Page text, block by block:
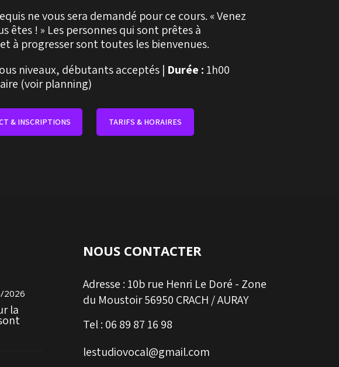
ne vous sera demandé pour ce cours. « Venez
êtes ! » Les personnes qui sont prêtes à
à progresser sont toutes les bienvenues.
niveaux, débutants acceptés | Durée : 1h00
(voir planning)
& INSCRIPTIONS TARIFS & HORAIRES
2026
la
NOUS CONTACTER
Adresse : 10b rue Henri Le Doré - Zone
du Moustoir 56950 CRACH / AURAY
Tel : 06 89 87 16 98
lestudiovocal@gmail.com